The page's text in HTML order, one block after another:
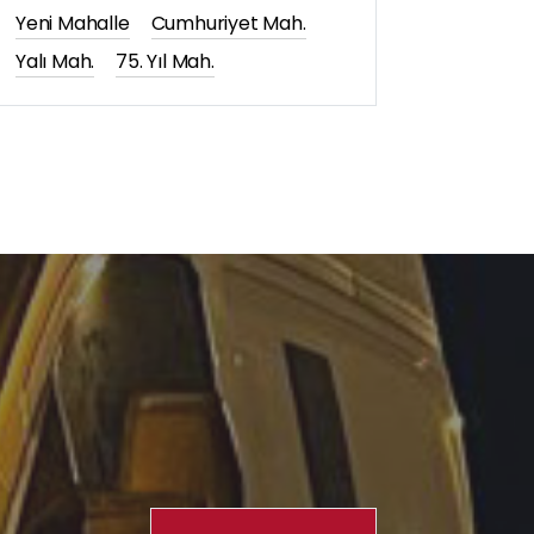
Yeni Mahalle
Cumhuriyet Mah.
Yalı Mah.
75. Yıl Mah.